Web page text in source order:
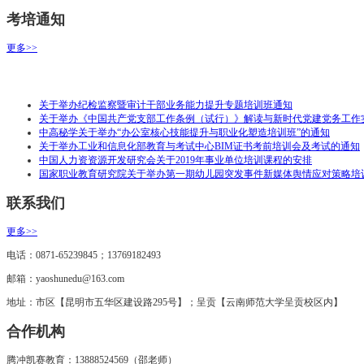
考培通知
更多>>
关于举办纪检监察暨审计干部业务能力提升专题培训班通知
关于举办《中国共产党支部工作条例（试行）》解读与新时代党建党务工作
中高秘学关于举办“办公室核心技能提升与职业化塑造培训班”的通知
关于举办工业和信息化部教育与考试中心BIM证书考前培训会及考试的通知
中国人力资资源开发研究会关于2019年事业单位培训课程的安排
国家职业教育研究院关于举办第一期幼儿园突发事件新媒体舆情应对策略培
联系我们
更多>>
电话：0871-65239845；13769182493
邮箱：yaoshunedu@163.com
地址：市区【昆明市五华区建设路295号】；呈贡【云南师范大学呈贡校区内】
合作机构
腾冲凯赛教育：13888524569（邵老师）